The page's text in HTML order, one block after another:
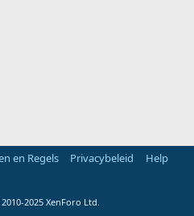
en Regels Privacybeleid
Help
2025 XenForo Ltd.